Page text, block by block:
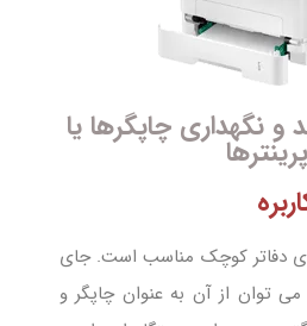
نگهداری چاپگرها یا
پرینترها
دفاتر کوچک مناسب است. جای
توان از آن به عنوان چاپگر و